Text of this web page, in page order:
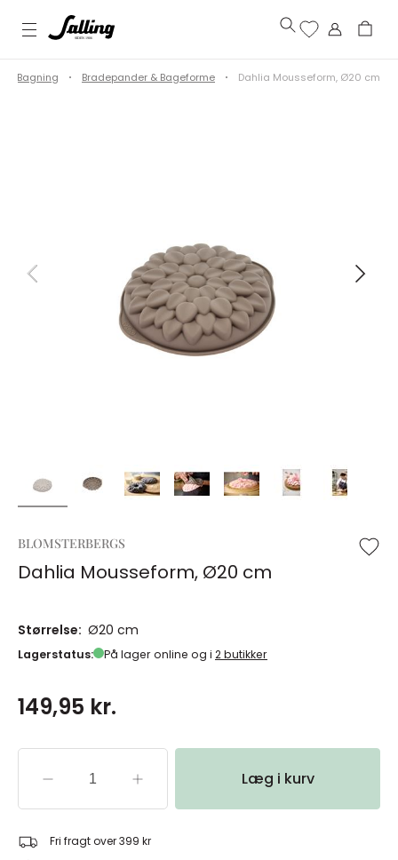
Bagning Bradepander & Bageforme Dahlia Mousseform, Ø20 cm
BLOMSTERBERGS
Dahlia Mousseform, Ø20 cm
Størrelse: Ø20 cm
Lagerstatus: På lager online og i 2 butikker
149,95 kr.
Læg i kurv
Fri fragt over 399 kr